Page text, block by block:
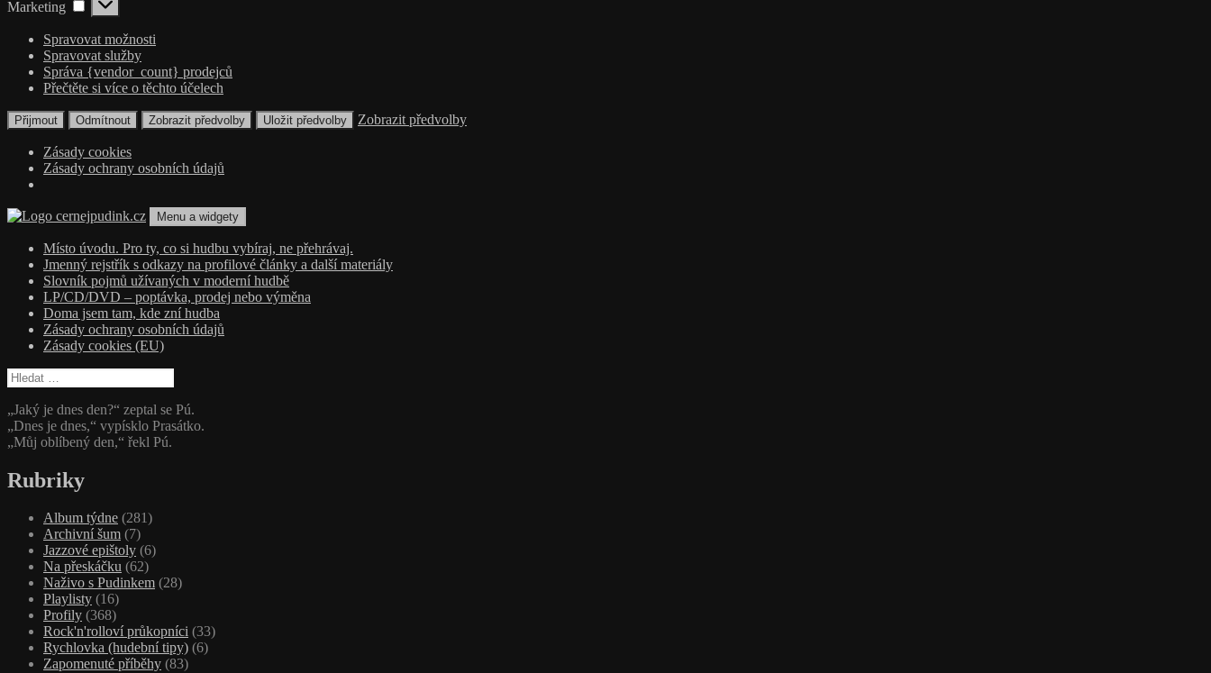
Marketing
Spravovat možnosti
Spravovat služby
Správa {vendor_count} prodejců
Přečtěte si více o těchto účelech
Přijmout Odmítnout Zobrazit předvolby Uložit předvolby Zobrazit předvolby
Zásady cookies
Zásady ochrany osobních údajů
Přejít
obsahu
webu
cernejpudink.cz
Hudební magazín o zapomenutých příbězích, jazzu, alternativě a albech s hlubším kontextem
Menu a widgety
Místo úvodu. Pro ty, co si hudbu vybíraj, ne přehrávaj.
Jmenný rejstřík s odkazy na profilové články a další materiály
Slovník pojmů užívaných v moderní hudbě
LP/CD/DVD – poptávka, prodej nebo výměna
Doma jsem tam, kde zní hudba
Zásady ochrany osobních údajů
Zásady cookies (EU)
Vyhledávání
„Jaký je dnes den?“ zeptal se Pú.
„Dnes je dnes,“ vypísklo Prasátko.
„Můj oblíbený den,“ řekl Pú.
Rubriky
Album týdne (281)
Archivní šum (7)
Jazzové epištoly (6)
Na přeskáčku (62)
Naživo s Pudinkem (28)
Playlisty (16)
Profily (368)
Rock'n'rolloví průkopníci (33)
Rychlovka (hudební tipy) (6)
Zapomenuté příběhy (83)